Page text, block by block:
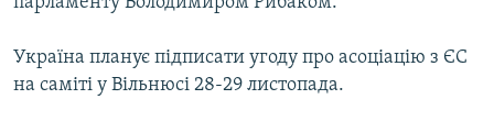
Україна планує підписати угоду про асоціацію з ЄС
на саміті у Вільнюсі 28-29 листопада.